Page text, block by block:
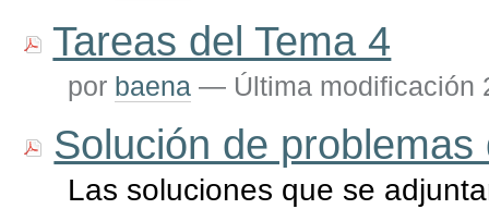
Tareas del Tema 4
por baena — Última modificación
Solución de
Las soluciones que se